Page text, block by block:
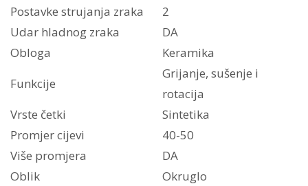
Postavke strujanja zraka
2
Udar hladnog zraka
DA
Obloga
Keramika
Funkcije
Grijanje, sušenje i
rotacija
Vrste četki
Sintetika
Promjer cijevi
40-50
Više promjera
DA
Oblik
Okruglo